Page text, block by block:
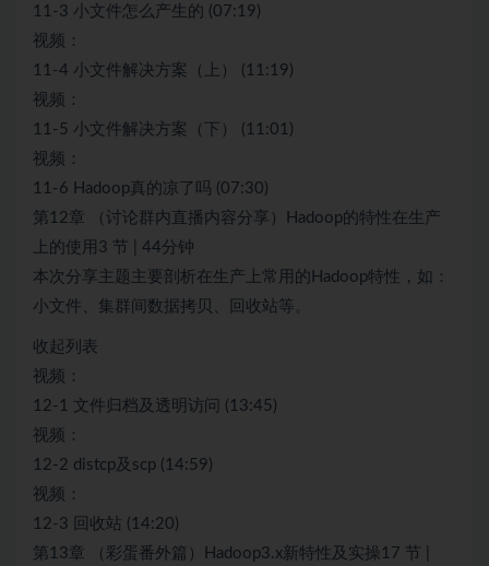
11-3 小文件怎么产生的 (07:19)
视频：
11-4 小文件解决方案（上） (11:19)
视频：
11-5 小文件解决方案（下） (11:01)
视频：
11-6 Hadoop真的凉了吗 (07:30)
第12章 （讨论群内直播内容分享）Hadoop的特性在生产
上的使用3 节 | 44分钟
本次分享主题主要剖析在生产上常用的Hadoop特性，如：
小文件、集群间数据拷贝、回收站等。
收起列表
视频：
12-1 文件归档及透明访问 (13:45)
视频：
12-2 distcp及scp (14:59)
视频：
12-3 回收站 (14:20)
第13章 （彩蛋番外篇）Hadoop3.x新特性及实操17 节 |